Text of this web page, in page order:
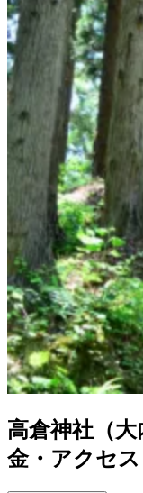
高倉神社（
金・アクセ